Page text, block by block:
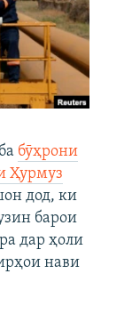
бӯҳрони
Ҳурмуз
дод, ки
барои
дар ҳоли
нави